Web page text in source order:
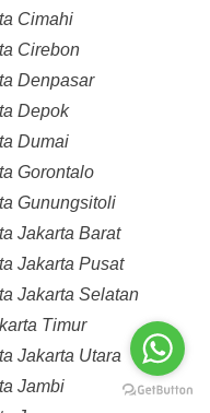
Cimahi
Cirebon
Denpasar
Depok
Dumai
Gorontalo
Gunungsitoli
Jakarta Barat
Jakarta Pusat
Jakarta Selatan
Timur
Jakarta Utara
Jambi